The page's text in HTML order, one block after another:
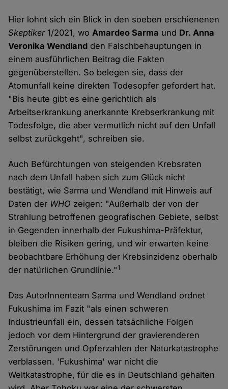
Hier lohnt sich ein Blick in den soeben erschienenen
Skeptiker1/2021, woAmardeo Sarma und Dr. Anna
Veronika Wendland den Falschbehauptungen in
einem ausführlichen Beitrag die Fakten
gegenüberstellen. So belegen sie, dass der
Atomunfall keine direkten Todesopfer gefordert hat.
"Bis heute gibt es eine gerichtlich als
Arbeitserkrankung anerkannte Krebserkrankung mit
Todesfolge, die aber vermutlich nicht auf den Unfall
selbst zurückgeht", schreiben sie.
Auch Befürchtungen von steigenden Krebsraten
nach dem Unfall haben sich zum Glück nicht
bestätigt, wie Sarma und Wendland mit Hinweis auf
Daten der WHO zeigen: "Außerhalb der von der
Strahlung betroffenen geografischen Gebiete, selbst
in Gegenden innerhalb der Fukushima-Präfektur,
bleiben die Risiken gering, und wir erwarten keine
beobachtbare Erhöhung der Krebsinzidenz oberhalb
der natürlichen Grundlinie."1
Das AutorInnenteam Sarma und Wendland ordnet
Fukushima im Fazit "als einen schweren
Industrieunfall ein, dessen tatsächliche Folgen
jedoch vor dem Hintergrund der gravierenderen
Zerstörungen und Opferzahlen der Naturkatastrophe
verblassen. 'Fukushima' war nicht die
Weltkatastrophe, für die es in Deutschland gehalten